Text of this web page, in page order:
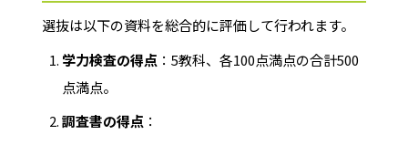
選抜は以下の資料を総合的に評価して行われます。
学力検査の得点 ：5教科、各100点満点の合計500
点満点。
調査書の得点 ：